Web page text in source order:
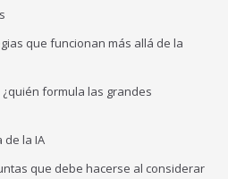
que funcionan más allá de la
¿quién formula las grandes
de la IA
que debe hacerse al considerar